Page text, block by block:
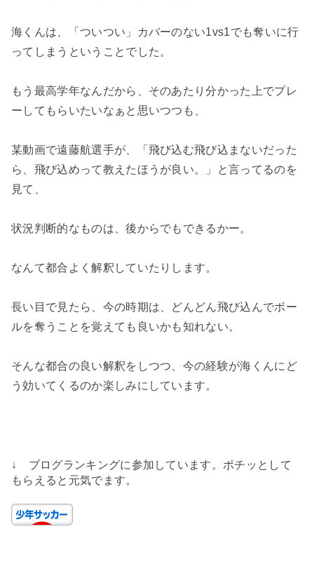
海くんは、「ついつい」カバーのない1vs1でも奪いに行
ってしまうということでした。
もう最高学年なんだから、そのあたり分かった上でプレ
ーしてもらいたいなぁと思いつつも、
某動画で遠藤航選手が、「飛び込む飛び込まないだった
ら、飛び込めって教えたほうが良い。」と言ってるのを
見て、
状況判断的なものは、後からでもできるかー。
なんて都合よく解釈していたりします。
長い目で見たら、今の時期は、どんどん飛び込んでボー
ルを奪うことを覚えても良いかも知れない。
そんな都合の良い解釈をしつつ、今の経験が海くんにど
う効いてくるのか楽しみにしています。
↓ ブログランキングに参加しています。ポチッとして
もらえると元気でます。